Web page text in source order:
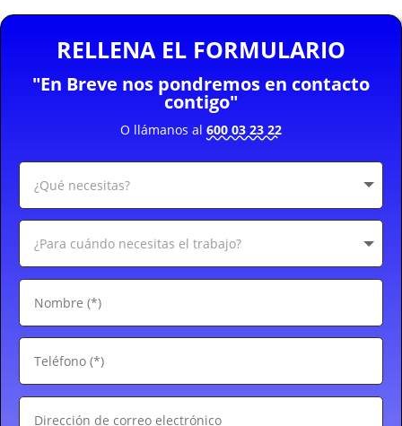
RELLENA EL FORMULARIO
"En Breve nos pondremos en contacto
contigo"
O llámanos al 600 03 23 22